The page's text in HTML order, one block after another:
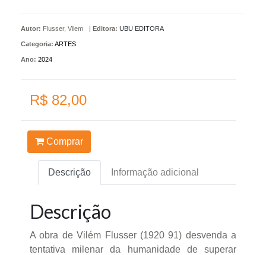
Autor: Flusser, Vilem Editora: UBU EDITORA
Categoria: ARTES
Ano: 2024
R$ 82,00
Comprar
Descrição Informação adicional
Descrição
A obra de Vilém Flusser (1920 91) desvenda a
tentativa milenar da humanidade de superar